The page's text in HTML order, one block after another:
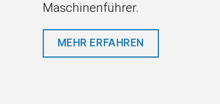
Maschinenführer.
MEHR ERFAHREN